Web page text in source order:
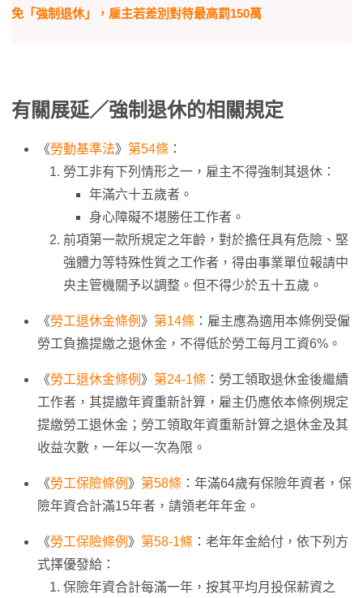
免「強制退休」，雇主若差別對待最高罰150萬
有關展延／強制退休的相關規定
《勞動基準法》 第54條 ：
勞工非有下列情形之一，雇主不得強制其退休：
年滿六十五歲者。
身心障礙不堪勝任工作者。
前項第一款所規定之年齡，對於擔任具有危險、堅
強體力等特殊性質之工作者，得由事業單位報請中
央主管機關予以調整。但不得少於五十五歲。
《勞工退休金條例 》 第14條 ：雇主應為適用本條例受僱
勞工負擔提繳之退休金，不得低於勞工每月工資6%。
《勞工退休金條例 》 第24-1條 ：勞工領取退休金後繼續
工作者，其提繳年資重新計算，雇主仍應依本條例規定
提繳勞工退休金；勞工領取年資重新計算之退休金及其
收益次數，一年以一次為限。
《勞工保險條例 》 第58條 ：年滿64歲有保險年資者，保
險年資合計滿15年者，請領老年年金。
《勞工保險條例 》 第58-1條 ：老年年金給付，依下列方
式擇優發給：
保險年資合計每滿一年，按其平均月投保薪資之